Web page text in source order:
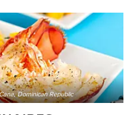
Dominican Republic